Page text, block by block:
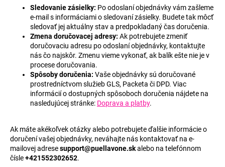
Sledovanie zásielky: Po odoslaní objednávky vám zašleme
e-mail s informáciami o sledovaní zásielky. Budete tak môcť
sledovať jej aktuálny stav a predpokladaný čas doručenia.
Zmena doručovacej adresy: Ak potrebujete zmeniť
doručovaciu adresu po odoslaní objednávky, kontaktujte
nás čo najskôr. Zmenu vieme vykonať, ak balík ešte nie je v
procese doručovania.
Spôsoby doručenia: Vaše objednávky sú doručované
prostredníctvom služieb GLS, Packeta či DPD. Viac
informácií o dostupných spôsoboch doručenia nájdete na
nasledujúcej stránke: Doprava a platby.
Ak máte akékoľvek otázky alebo potrebujete ďalšie informácie o
doručení vašej objednávky, neváhajte nás kontaktovať na e-
mailovej adresesupport@puellavone.skalebo na telefónnom
čísle+421552302652.
HĽADAŤ